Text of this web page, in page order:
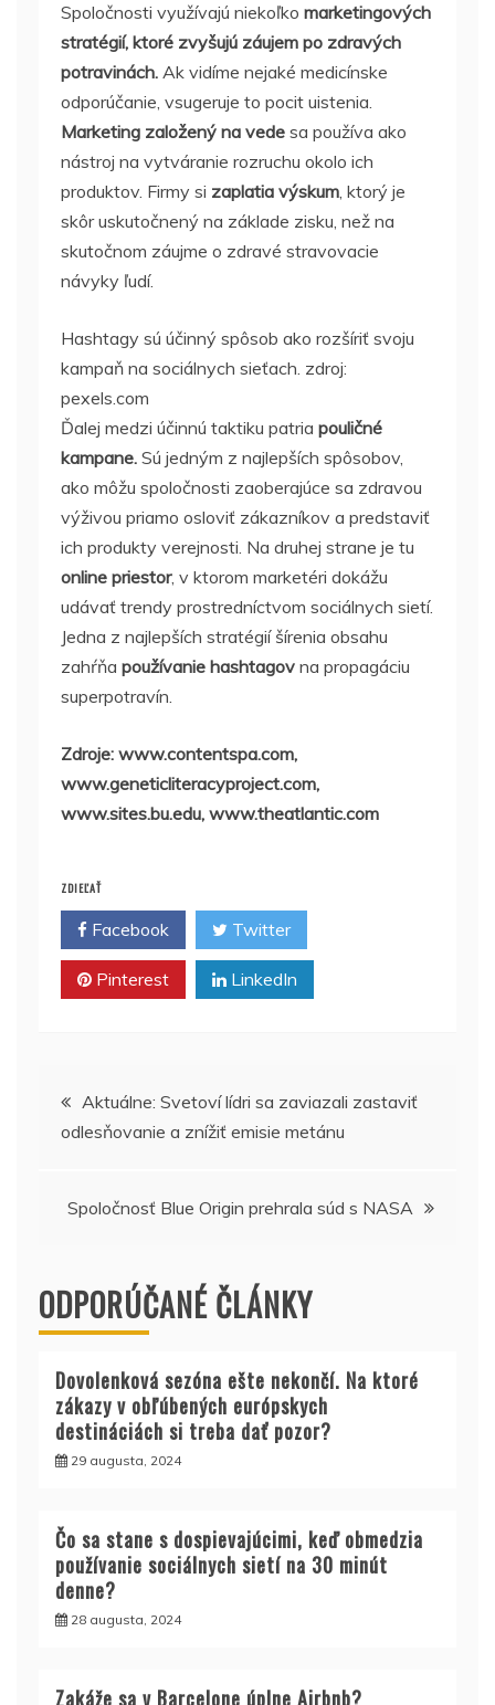
Spoločnosti využívajú niekoľko marketingových
stratégií, ktoré zvyšujú záujem po zdravých
potravinách. Ak vidíme nejaké medicínske
odporúčanie, vsugeruje to pocit uistenia.
Marketing založený na vede sa používa ako
nástroj na vytváranie rozruchu okolo ich
produktov. Firmy si zaplatia výskum, ktorý je
skôr uskutočnený na základe zisku, než na
skutočnom záujme o zdravé stravovacie
návyky ľudí.
Hashtagy sú účinný spôsob ako rozšíriť svoju
kampaň na sociálnych sieťach. zdroj:
pexels.com
Ďalej medzi účinnú taktiku patria pouličné
kampane. Sú jedným z najlepších spôsobov,
ako môžu spoločnosti zaoberajúce sa zdravou
výživou priamo osloviť zákazníkov a predstaviť
ich produkty verejnosti. Na druhej strane je tu
online priestor, v ktorom marketéri dokážu
udávať trendy prostredníctvom sociálnych sietí.
Jedna z najlepších stratégií šírenia obsahu
zahŕňa používanie hashtagov na propagáciu
superpotravín.
Zdroje: www.contentspa.com,
www.geneticliteracyproject.com,
www.sites.bu.edu, www.theatlantic.com
ZDIEĽAŤ
Facebook Twitter
Pinterest LinkedIn
Navigácia
článku
Aktuálne: Svetoví lídri sa zaviazali zastaviť
odlesňovanie a znížiť emisie metánu
Spoločnosť Blue Origin prehrala súd s NASA
ODPORÚČANÉ ČLÁNKY
Dovolenková sezóna ešte nekončí. Na ktoré
zákazy v obľúbených európskych
destináciách si treba dať pozor?
29 augusta, 2024
Čo sa stane s dospievajúcimi, keď obmedzia
používanie sociálnych sietí na 30 minút
denne?
28 augusta, 2024
Zakáže sa v Barcelone úplne Airbnb?